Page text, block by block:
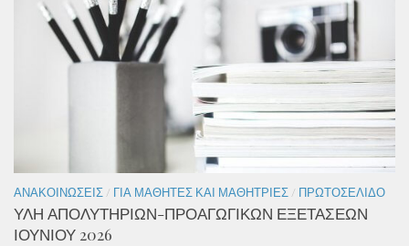
ΑΝΑΚΟΙΝΏΣΕΙΣ / ΓΙΑ ΜΑΘΗΤΈΣ ΚΑΙ ΜΑΘΉΤΡΙΕΣ / ΠΡΩΤΟΣΈΛΙΔΟ
ΥΛΗ ΑΠΟΛΥΤΗΡΙΩΝ-ΠΡΟΑΓΩΓΙΚΩΝ ΕΞΕΤΑΣΕΩΝ
ΙΟΥΝΙΟΥ 2026